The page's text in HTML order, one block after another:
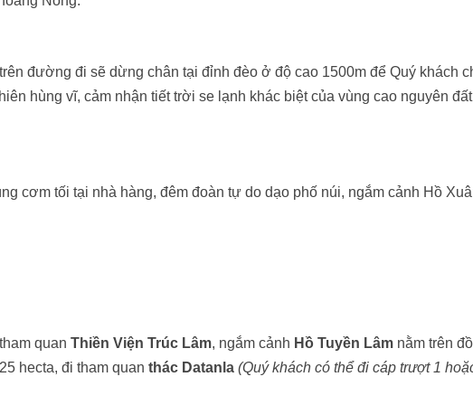
đường đi sẽ dừng chân tại đỉnh đèo ở độ cao 1500m để Quý khách
hùng vĩ, cảm nhận tiết trời se lạnh khác biệt của vùng cao nguyên
cơm tối tại nhà hàng, đêm đoàn tự do dạo phố núi, ngắm cảnh Hồ
quan Thiền Viện Trúc Lâm, ngắm cảnh Hồ Tuyền Lâm nằm trên
hecta, đi tham quan thác Datanla (Quý khách có thể đi cáp trượt 1